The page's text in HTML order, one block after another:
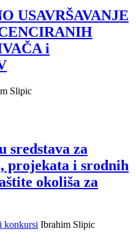
USAVRŠAVANJE
i
Slipic
sredstava za
projekata i srodnih
okoliša za
konkursi Ibrahim Slipic